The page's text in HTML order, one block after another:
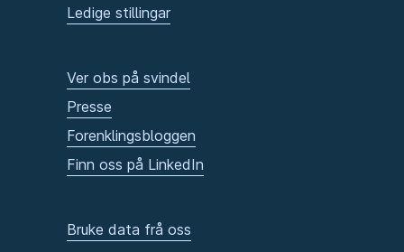
Ledige stillingar
Ver obs på svindel
Presse
Forenklingsbloggen
Finn oss på LinkedIn
Bruke data frå oss